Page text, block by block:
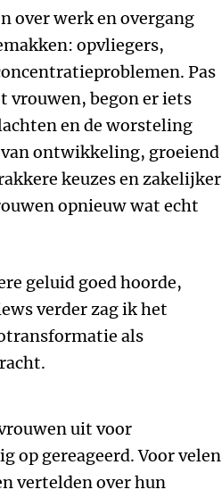
over werk en overgang
opvliegers,
Pas
vrouwen, begon er iets
en de worsteling
van ontwikkeling, groeiend
keuzes en zakelijker
opnieuw wat echt
geluid goed hoorde,
verder zag ik het
als
uit voor
op gereageerd. Voor velen
vertelden over hun